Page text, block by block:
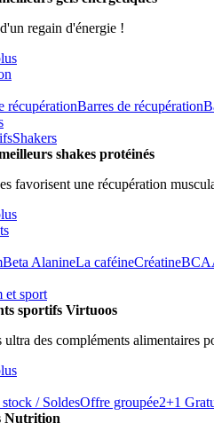
regain d'énergie !
récupérationBarres de récupération
Shakers
shakes protéinés
favorisent une récupération
Beta AlanineLa caféineCréatine
et sport
sportifs Virtuoos
ultra des compléments alimentaires
/ SoldesOffre groupée2+1
Nutrition